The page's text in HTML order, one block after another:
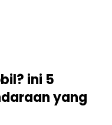
ini 5
yang